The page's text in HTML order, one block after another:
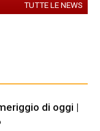
TUTTE LE NEWS
di oggi |